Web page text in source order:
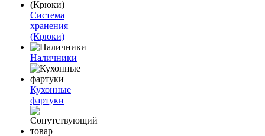
Система
хранения
(Крюки)
Наличники
Кухонные
фартуки